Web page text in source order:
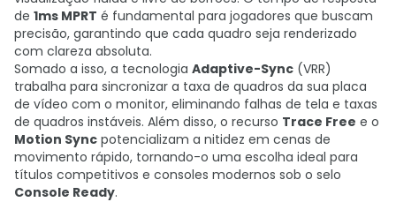
de 1ms MPRT é fundamental para jogadores que buscam
precisão, garantindo que cada quadro seja renderizado
com clareza absoluta.
Somado a isso, a tecnologia Adaptive-Sync (VRR)
trabalha para sincronizar a taxa de quadros da sua placa
de vídeo com o monitor, eliminando falhas de tela e taxas
de quadros instáveis. Além disso, o recurso Trace Free e o
Motion Sync potencializam a nitidez em cenas de
movimento rápido, tornando-o uma escolha ideal para
títulos competitivos e consoles modernos sob o selo
Console Ready.